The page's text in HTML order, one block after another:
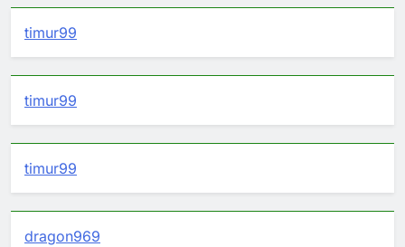
timur99
timur99
timur99
dragon969